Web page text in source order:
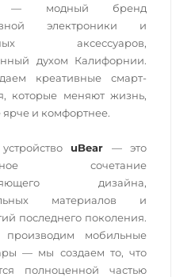
— модный бренд
электроники и
аксессуаров,
духом Калифорнии.
креативные смарт-
которые меняют жизнь,
ярче и комфортнее.
uBear — это
сочетание
дизайна,
материалов и
последнего поколения.
мобильные
— мы создаем то, что
полноценной частью